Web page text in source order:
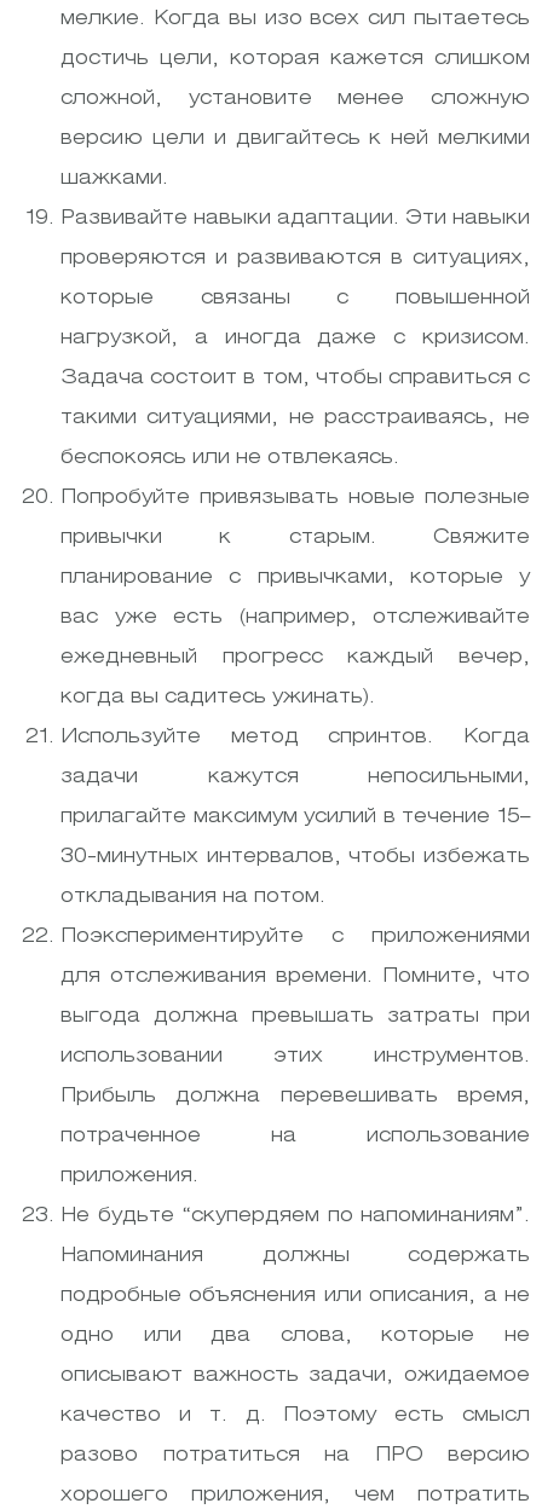
мелкие. Когда вы изо всех сил пытаетесь
достичь цели, которая кажется слишком
сложной, установите менее сложную
версию цели и двигайтесь к ней мелкими
шажками.
Развивайте навыки адаптации. Эти навыки
проверяются и развиваются в ситуациях,
которые связаны с повышенной
нагрузкой, а иногда даже с кризисом.
Задача состоит в том, чтобы справиться с
такими ситуациями, не расстраиваясь, не
беспокоясь или не отвлекаясь.
Попробуйте привязывать новые полезные
привычки к старым. Свяжите
планирование с привычками, которые у
вас уже есть (например, отслеживайте
ежедневный прогресс каждый вечер,
когда вы садитесь ужинать).
Используйте метод спринтов. Когда
задачи кажутся непосильными,
прилагайте максимум усилий в течение 15–
30-минутных интервалов, чтобы избежать
откладывания на потом.
Поэкспериментируйте с приложениями
для отслеживания времени. Помните, что
выгода должна превышать затраты при
использовании этих инструментов.
Прибыль должна перевешивать время,
потраченное на использование
приложения.
Не будьте “скупердяем по напоминаниям”.
Напоминания должны содержать
подробные объяснения или описания, а не
одно или два слова, которые не
описывают важность задачи, ожидаемое
качество и т. д. Поэтому есть смысл
разово потратиться на ПРО версию
хорошего приложения, чем потратить